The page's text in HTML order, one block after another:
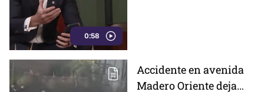
0:58
Accidente en avenida
Madero Oriente deja